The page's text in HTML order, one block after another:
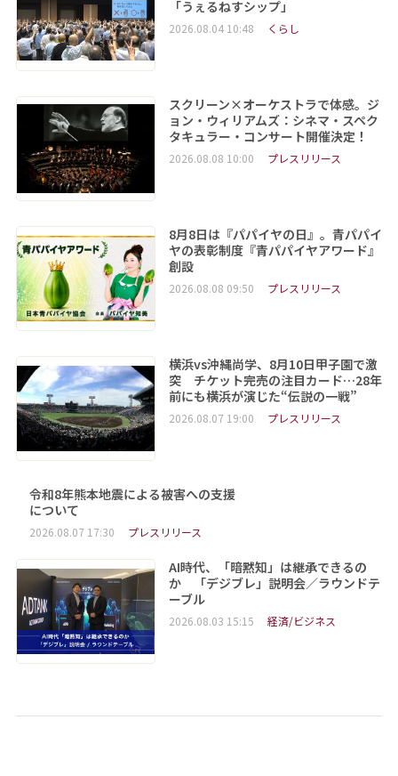
「うぇるねすシップ」
2026.08.04 10:48 くらし
スクリーン×オーケストラで体感。ジ
ョン・ウィリアムズ：シネマ・スペク
タキュラー・コンサート開催決定！
2026.08.08 10:00 プレスリリース
8月8日は『パパイヤの日』。青パパイ
ヤの表彰制度『青パパイヤアワード』
創設
2026.08.08 09:50 プレスリリース
横浜vs沖縄尚学、8月10日甲子園で激
突 チケット完売の注目カード…28年
前にも横浜が演じた“伝説の一戦”
2026.08.07 19:00 プレスリリース
令和8年熊本地震による被害への支援
について
2026.08.07 17:30 プレスリリース
AI時代、「暗黙知」は継承できるの
か 「デジブレ」説明会／ラウンドテ
ーブル
2026.08.03 15:15 経済/ビジネス